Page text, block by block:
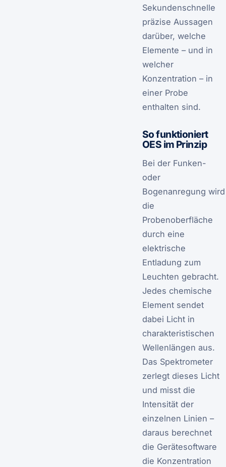
Sekundenschnelle
präzise Aussagen
darüber, welche
Elemente – und in
welcher
Konzentration – in
einer Probe
enthalten sind.
So funktioniert
OES im Prinzip
Bei der Funken-
oder
Bogenanregung wird
die
Probenoberfläche
durch eine
elektrische
Entladung zum
Leuchten gebracht.
Jedes chemische
Element sendet
dabei Licht in
charakteristischen
Wellenlängen aus.
Das Spektrometer
zerlegt dieses Licht
und misst die
Intensität der
einzelnen Linien –
daraus berechnet
die Gerätesoftware
die Konzentration